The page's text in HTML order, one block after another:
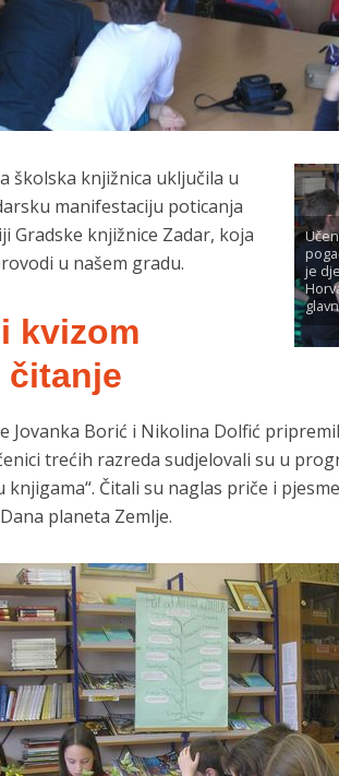
je
školska knjižnica uključila u
manifestaciju poticanja
Gradske knjižnice Zadar, koja
u našem gradu.
kvizom
čitanje
Jovanka Borić i Nikolina Dolfić
trećih razreda sudjelovali su u
knjigama“. Čitali su naglas priče i
planeta Zemlje.